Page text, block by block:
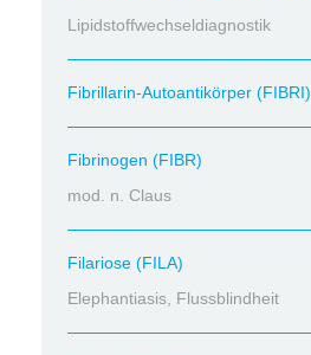
Lipidstoffwechseldiagnostik
Fibrillarin-Autoantikörper (FIBRI)
Fibrinogen (FIBR)
mod. n. Claus
Filariose (FILA)
Elephantiasis, Flussblindheit